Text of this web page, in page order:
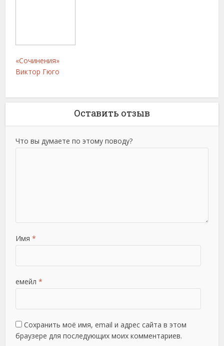
«Сочинения»
Виктор Гюго
Оставить отзыв
Что вы думаете по этому поводу?
Имя *
емейл *
Сохранить моё имя, email и адрес сайта в этом
браузере для последующих моих комментариев.